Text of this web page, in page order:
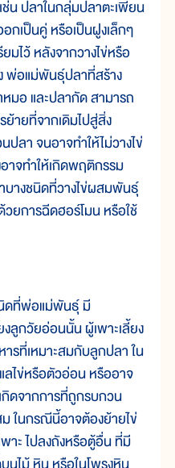
น ปลาในกลุ่มปลาตะเพียน
กเป็นคู่ หรือเป็นฝูงเล็กๆ
มไว้ หลังจากวางไข่หรือ
พ่อแม่พันธุ์ปลาที่สร้าง
มอ และปลากัด สามารถ
ายที่จากเดิมไปสู่สิ่ง
ลา จนอาจทำให้ไม่วางไข่
าจทำให้เกิดพฤติกรรม
างชนิดที่วางไข่ผสมพันธุ์
ยการฉีดฮอร์โมน หรือใช้
ที่พ่อแม่พันธุ์ มี
ลูกวัยอ่อนนั้น ผู้เพาะเลี้ยง
ารที่เหมาะสมกับลูกปลา ใน
ลไข่หรือตัวอ่อน หรืออาจ
กิดจากการที่ถูกรบกวน
ในกรณีนี้อาจต้องย้ายไข่
าะ ไปลงถังหรือตู้อื่น ที่มี